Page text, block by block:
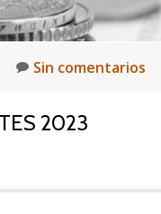
Sin comentarios
2023